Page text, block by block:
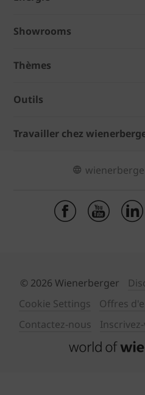
Showrooms
Thèmes
Outils
Travailler chez
© 2026 Wienerberger
Cookie Settings
Offres
Contactez-nous